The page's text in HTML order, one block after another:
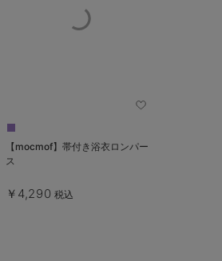
【mocmof】帯付き浴衣ロンパー
ス
￥4,290 税込